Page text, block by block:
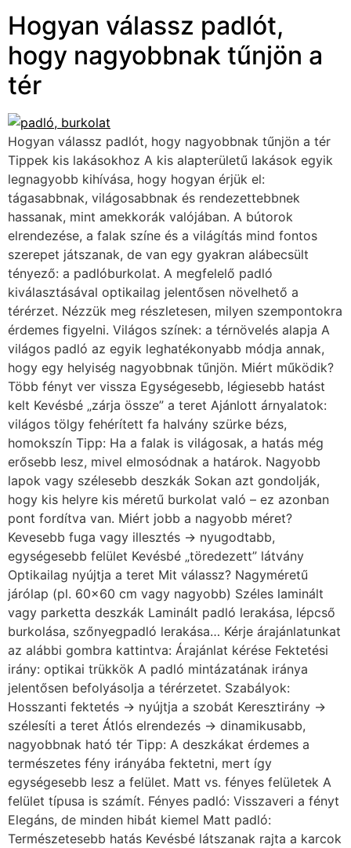
Hogyan válassz padlót,
hogy nagyobbnak tűnjön a
tér
Hogyan válassz padlót, hogy nagyobbnak tűnjön a tér
Tippek kis lakásokhoz A kis alapterületű lakások egyik
legnagyobb kihívása, hogy hogyan érjük el:
tágasabbnak, világosabbnak és rendezettebbnek
hassanak, mint amekkorák valójában. A bútorok
elrendezése, a falak színe és a világítás mind fontos
szerepet játszanak, de van egy gyakran alábecsült
tényező: a padlóburkolat. A megfelelő padló
kiválasztásával optikailag jelentősen növelhető a
térérzet. Nézzük meg részletesen, milyen szempontokra
érdemes figyelni. Világos színek: a térnövelés alapja A
világos padló az egyik leghatékonyabb módja annak,
hogy egy helyiség nagyobbnak tűnjön. Miért működik?
Több fényt ver vissza Egységesebb, légiesebb hatást
kelt Kevésbé „zárja össze” a teret Ajánlott árnyalatok:
világos tölgy fehérített fa halvány szürke bézs,
homokszín Tipp: Ha a falak is világosak, a hatás még
erősebb lesz, mivel elmosódnak a határok. Nagyobb
lapok vagy szélesebb deszkák Sokan azt gondolják,
hogy kis helyre kis méretű burkolat való – ez azonban
pont fordítva van. Miért jobb a nagyobb méret?
Kevesebb fuga vagy illesztés → nyugodtabb,
egységesebb felület Kevésbé „töredezett” látvány
Optikailag nyújtja a teret Mit válassz? Nagyméretű
járólap (pl. 60×60 cm vagy nagyobb) Széles laminált
vagy parketta deszkák Laminált padló lerakása, lépcső
burkolása, szőnyegpadló lerakása… Kérje árajánlatunkat
az alábbi gombra kattintva: Árajánlat kérése Fektetési
irány: optikai trükkök A padló mintázatának iránya
jelentősen befolyásolja a térérzetet. Szabályok:
Hosszanti fektetés → nyújtja a szobát Keresztirány →
szélesíti a teret Átlós elrendezés → dinamikusabb,
nagyobbnak ható tér Tipp: A deszkákat érdemes a
természetes fény irányába fektetni, mert így
egységesebb lesz a felület. Matt vs. fényes felületek A
felület típusa is számít. Fényes padló: Visszaveri a fényt
Elegáns, de minden hibát kiemel Matt padló:
Természetesebb hatás Kevésbé látszanak rajta a karcok